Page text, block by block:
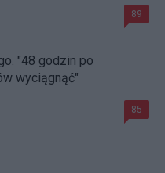
89
"48 godzin po
wyciągnąć"
85